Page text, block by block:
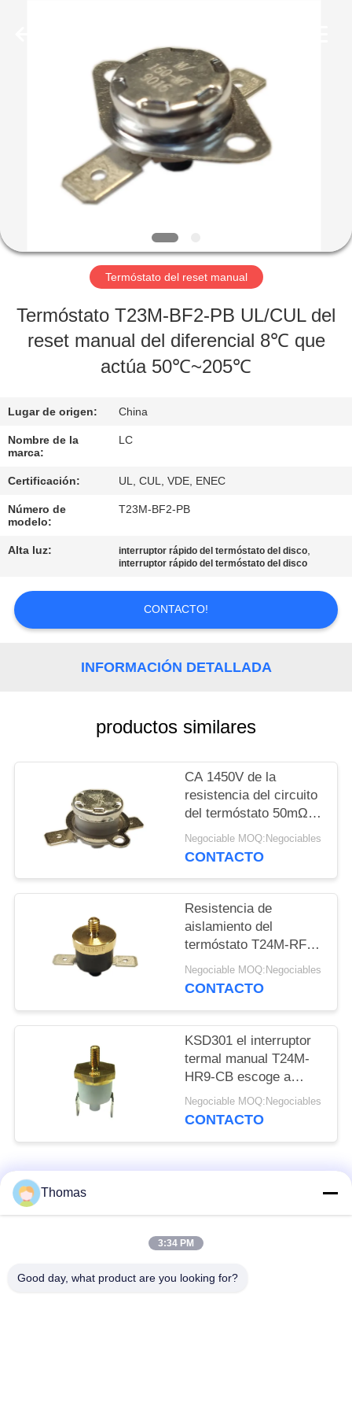
PRODUCTOS
VIDEOS
VR
SHOW
SOBRE
NOSOTROS
DE
LA
FÁBRICA
CONTROL
CALIDAD
ÉNTRENOS
EN
CONTACTO
NOTICIAS
CASOS
MAPA
SITIO
PRIVACY
POLICY
Termóstato del reset manual
Termóstato T23M-BF2-PB UL/CUL del
reset manual del diferencial 8℃ que
actúa 50℃~205℃
Lugar de origen: China
Nombre de la
marca:
LC
Certificación: UL, CUL, VDE, ENEC
Número de
modelo:
T23M-BF2-PB
Alta luz: interruptor rápido del termóstato del disco,
interruptor rápido del termóstato del disco
CONTACTO!
INFORMACIÓN DETALLADA
productos similares
CA 1450V de la
resistencia del circuito
del termóstato 50mΩ
del reset manual de
T24M-SF9-CB por 1
Negociable MOQ:Negociables
CONTACTO
Resistencia de
aislamiento del
termóstato T24M-RF2-
TB del reset manual
del refrigerador 100MΩ
Negociable MOQ:Negociables
CONTACTO
KSD301 el interruptor
termal manual T24M-
HR9-CB escoge a
poste - escoja el
artículo del tiro
Negociable MOQ:Negociables
CONTACTO
Categorías Populares
termóstato
Thomas
3:34 PM
Good day, what product are you looking for?